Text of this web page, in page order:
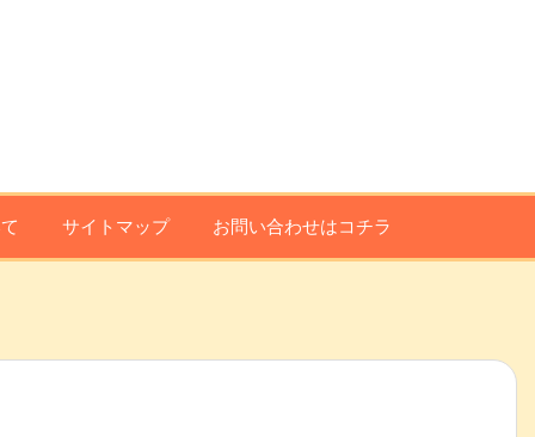
サイトマップ お問い合わせはコチラ